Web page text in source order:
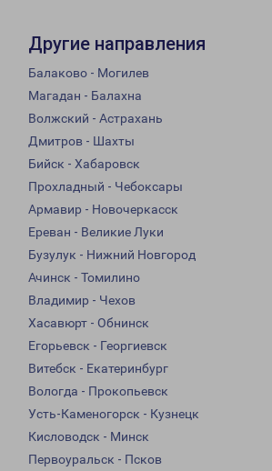
Другие направления
Балаково - Могилев
Магадан - Балахна
Волжский - Астрахань
Дмитров - Шахты
Бийск - Хабаровск
Прохладный - Чебоксары
Армавир - Новочеркасск
Ереван - Великие Луки
Бузулук - Нижний Новгород
Ачинск - Томилино
Владимир - Чехов
Хасавюрт - Обнинск
Егорьевск - Георгиевск
Витебск - Екатеринбург
Вологда - Прокопьевск
Усть-Каменогорск - Кузнецк
Кисловодск - Минск
Первоуральск - Псков